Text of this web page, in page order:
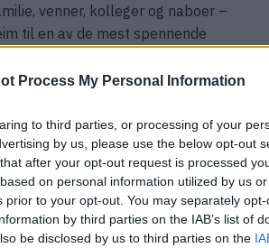
Process My Personal Information
to third parties, or processing of your
by us, please use the below opt-out
after your opt-out request is processed
on personal information utilized by us
to your opt-out. You may separately
by third parties on the IAB’s list of
be disclosed by us to third parties on the
venner, kolleger og naboer –
til en av de mest spennende
Sammen skal vi skape nye
endringer i kampoppsettet.